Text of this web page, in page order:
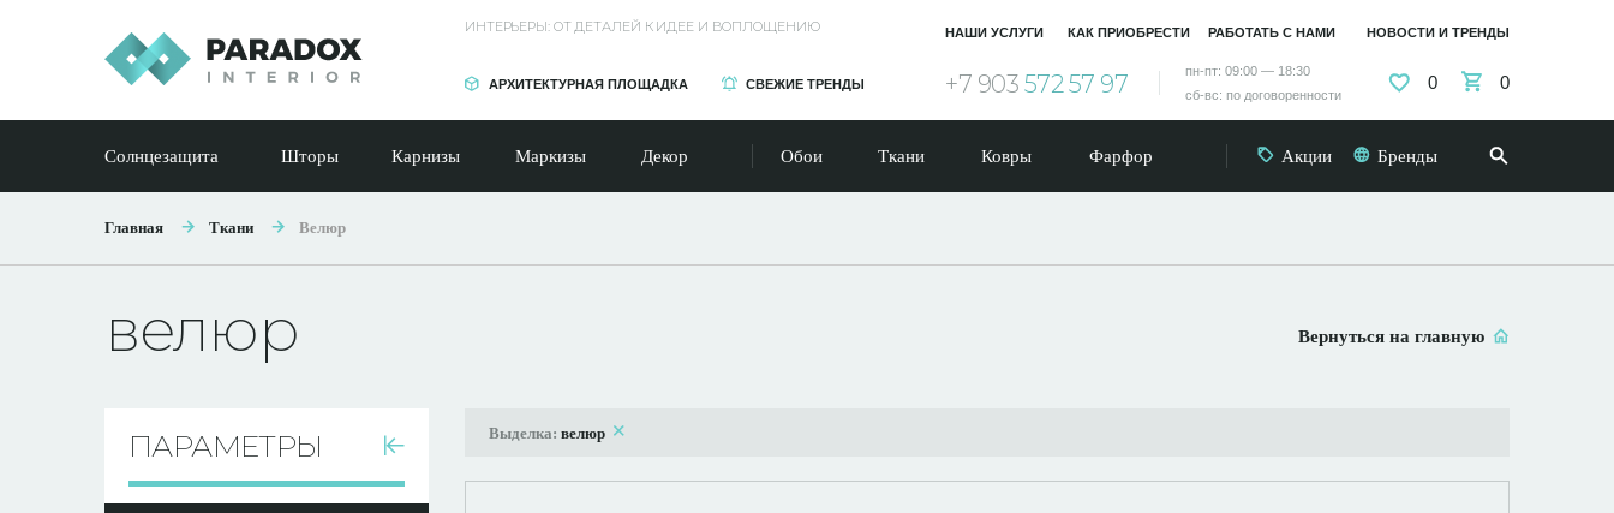
ИНТЕРЬЕРЫ: ОТ ДЕТАЛЕЙ К ИДЕЕ И ВОПЛОЩЕНИЮ
АРХИТЕКТУРНАЯ ПЛОЩАДКА СВЕЖИЕ ТРЕНДЫ +7 903 572 57 97
пн-пт: 09:00 — 18:30
сб-вс: по договоренности
НАШИ УСЛУГИ КАК ПРИОБРЕСТИ РАБОТАТЬ С НАМИ НОВОСТИ И ТРЕНДЫ
0 0
Солнцезащита Шторы Карнизы Маркизы Декор Обои Ткани Ковры Фарфор Акции Бренды
Главная Ткани Велюр
Вернуться на главную
велюр
ПАРАМЕТРЫ Выделка: велюр